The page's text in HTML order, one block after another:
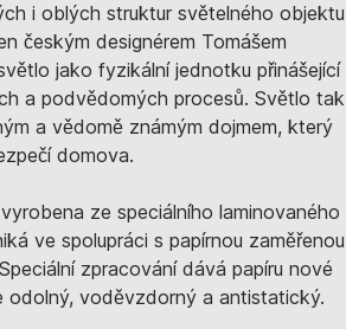
i oblých struktur světelného objektu
českým designérem Tomášem
jako fyzikální jednotku přinášející
a podvědomých procesů. Světlo tak
a vědomě známým dojmem, který
domova.
ze speciálního laminovaného
ve spolupráci s papírnou zaměřenou
zpracování dává papíru nové
voděvzdorný a antistatický.